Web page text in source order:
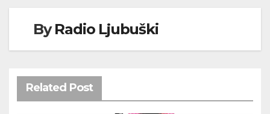
ByRadio Ljubuški
Related Post